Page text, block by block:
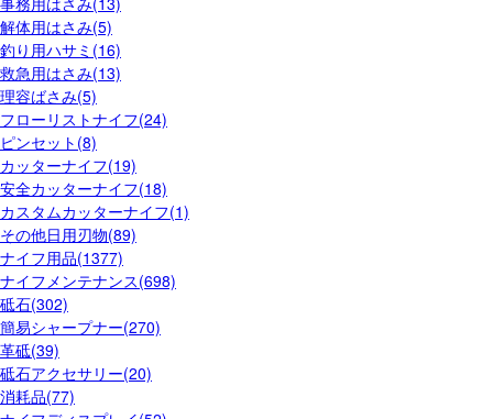
解体用はさみ(5)
釣り用ハサミ(16)
救急用はさみ(13)
理容ばさみ(5)
フローリストナイフ(24)
ピンセット(8)
カッターナイフ(19)
安全カッターナイフ(18)
カスタムカッターナイフ(1)
その他日用刃物(89)
ナイフ用品(1377)
ナイフメンテナンス(698)
砥石(302)
簡易シャープナー(270)
革砥(39)
砥石アクセサリー(20)
消耗品(77)